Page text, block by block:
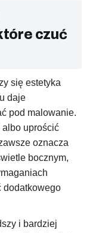
czuć
się estetyka
daje
pod malowanie.
uprościć
oznacza
bocznym,
dodatkowego
i bardziej